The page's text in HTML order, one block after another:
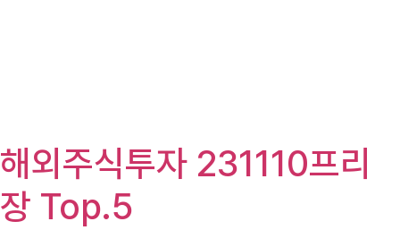
해외주식투자 231110프리
장 Top.5